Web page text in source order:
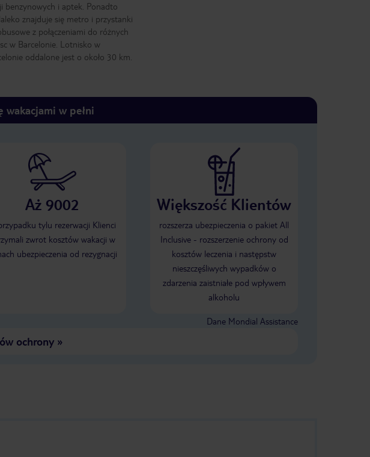
benzynowych i aptek. Ponadto
znajduje się metro i przystanki
z połączeniami do różnych
w Barcelonie. Lotnisko w
oddalone jest o około 30 km.
wakacjami w pełni
Aż 9002
tylu rezerwacji Klienci
zwrot kosztów wakacji w
ubezpieczenia od rezygnacji
Większość Klientów
rozszerza ubezpieczenia o pakiet All
Inclusive - rozszerzenie ochrony od
kosztów leczenia i następstw
nieszczęśliwych wypadków o
zdarzenia zaistniałe pod wpływem
alkoholu
Dane Mondial Assistance
ochrony»